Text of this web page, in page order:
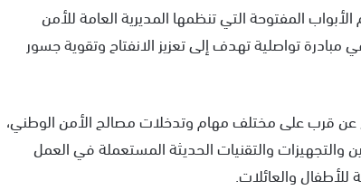
المفتوحة التي تنظمها المديرية العامة للأمن
خلال الفترة الممتدة من 18 إلى 22 ماي، في مبادرة تواصلية تهدف إلى تعزيز الانفتاح وتقوية جسور
عن قرب على مختلف مهام وتدخلات مصالح الأمن الوطني،
والتجهيزات والتقنيات الحديثة المستعملة في العمل
والعائلات.